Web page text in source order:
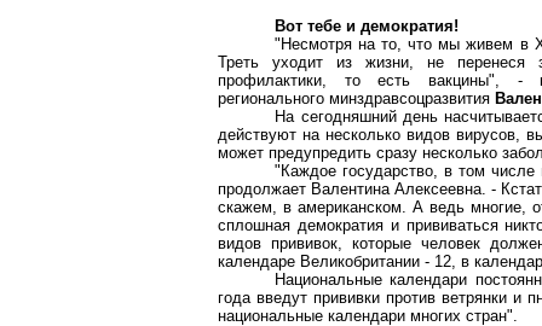
Вот тебе и демократия!
"Несмотря на то, что мы живем в
Треть уходит из жизни, не перенеся
профилактики, то есть вакцины", -
регионального минздравсоцразвития
На сегодняшний день
действуют на несколько видов вирусов,
может предупредить сразу несколько
"Каждое государство, в том
продолжает Валентина Алексеевна. -
скажем, в американском. А ведь многие,
сплошная демократия и прививаться
видов прививок, которые человек
календаре Великобритании - 12, в
Национальные календари
года введут прививки против ветрянки и
национальные календари многих стран".